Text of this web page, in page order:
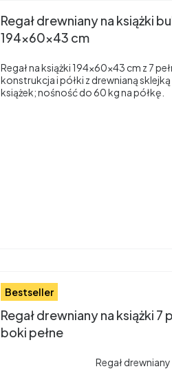
Regał drewniany na książki
194x60x43 cm
Regał na książki 194×60×43 cm z 7
konstrukcja i półki z drewnianą
książek; nośność do 60 kg na półkę.
Bestseller
Regał drewniany na książki
boki pełne
Regał